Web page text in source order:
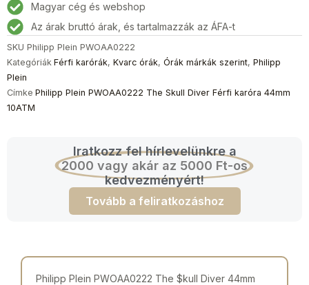
10ATM
mennyiség
Magyar cég és webshop
Az árak bruttó árak, és tartalmazzák az ÁFA-t
SKU Philipp Plein PWOAA0222
Kategóriák Férfi karórák, Kvarc órák, Órák márkák szerint, Philipp
Plein
Címke Philipp Plein PWOAA0222 The Skull Diver Férfi karóra 44mm
10ATM
Iratkozz fel hírlevelünkre a
2000 vagy akár az 5000 Ft-os
kedvezményért!
Tovább a feliratkozáshoz
Philipp Plein PWOAA0222 The $kull Diver 44mm